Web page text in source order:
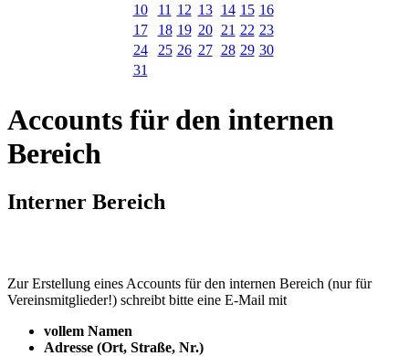
10
11 12 13 14 15 16
17
18 19 20 21 22 23
24
25 26 27 28 29 30
31
Accounts für den internen
Bereich
Interner Bereich
Zur Erstellung eines Accounts für den internen Bereich (nur für
Vereinsmitglieder!) schreibt bitte eine E-Mail mit
vollem Namen
Adresse (Ort, Straße, Nr.)